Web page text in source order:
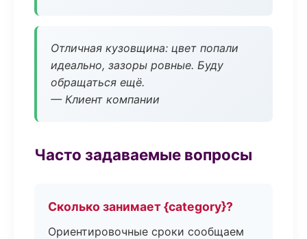
Отличная кузовщина: цвет попали
идеально, зазоры ровные. Буду
обращаться ещё.
— Клиент компании
Часто задаваемые вопросы
Сколько занимает {category}?
Ориентировочные сроки сообщаем